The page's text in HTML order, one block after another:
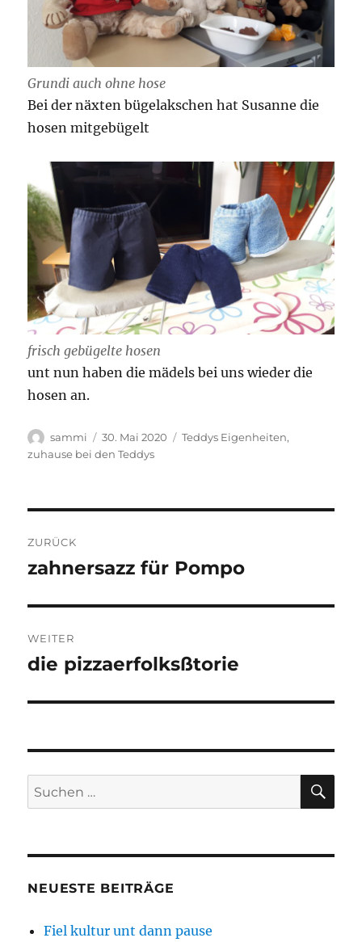
Grundi auch ohne hose
Bei der näxten bügelakschen hat Susanne die
hosen mitgebügelt
frisch gebügelte hosen
unt nun haben die mädels bei uns wieder die
hosen an.
Autor
sammi
Veröffentlicht
am
30. Mai 2020 Kategorien
Teddys Eigenheiten,
zuhause bei den Teddys
ZURÜCK
Vorheriger
zahnersazz für Pompo
WEITER
Nächster
die pizzaerfolksßtorie
Suchen
nach:
NEUESTE BEITRÄGE
Fiel kultur unt dann pause